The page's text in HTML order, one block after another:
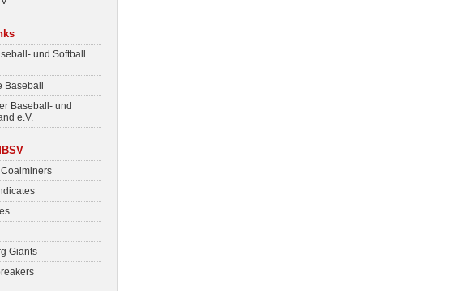
und Softball
Baseball
Baseball- und
e.V.
Giants